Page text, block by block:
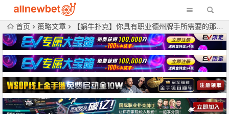
首页 策略文章 【蜗牛扑克】你具有职业德州牌手所需要的那些技能吗？